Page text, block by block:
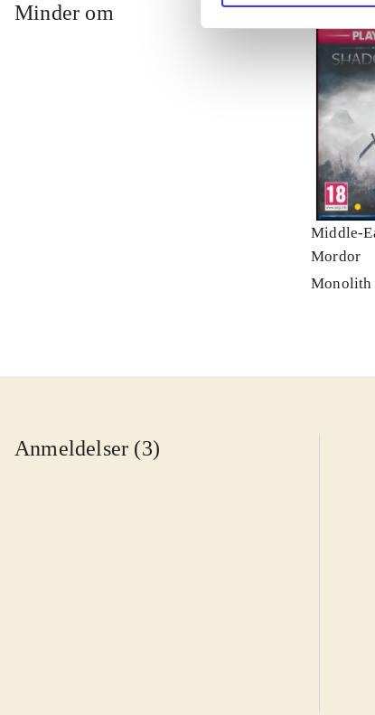
Minder om
Middle-
Mordor
Monolith
Anmeldelser (3)